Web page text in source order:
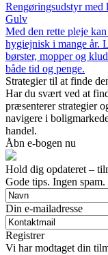
Rengøringsudstyr med
Gulv
Med den rette pleje
hygiejnisk i mange år.
børster, mopper og
både tid og penge.
Strategier til at finde
Har du svært ved at
præsenterer strategier
navigere i
handel.
Åbn e-bogen nu
Hold dig opdateret –
Gode tips. Ingen
Din e-mailadresse
Registrer
Vi har modtaget din